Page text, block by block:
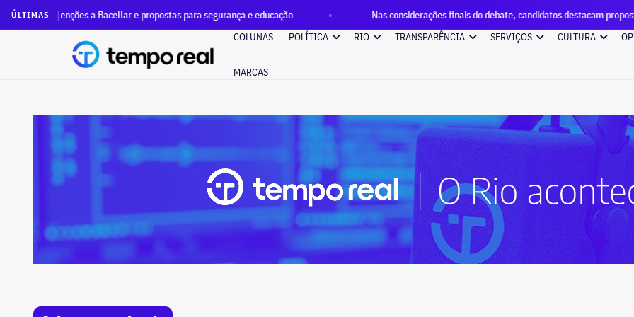
ÚLTIMAS
a Bacellar e propostas para segurança e educação Nas considerações finais do debate, candidatos destacam propostas, citam
COLUNAS
POLÍTICA RIO TRANSPARÊNCIA SERVIÇOS CULTURA
MARCAS